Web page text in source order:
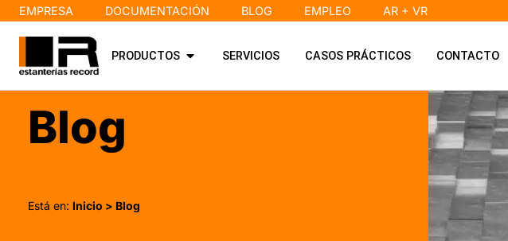
EMPRESA DOCUMENTACIÓN BLOG EMPLEO AR + VR
PRODUCTOS SERVICIOS CASOS PRÁCTICOS CONTACTO
Blog
Está en: Inicio > Blog